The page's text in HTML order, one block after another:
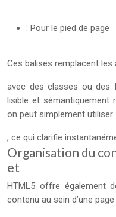
: Pour le pied de page
Ces balises remplacent les
avec des classes ou des
lisible et sémantiquement
on peut simplement utiliser
, ce qui clarifie
Organisation du
et
HTML5 offre également
contenu au sein d’une page